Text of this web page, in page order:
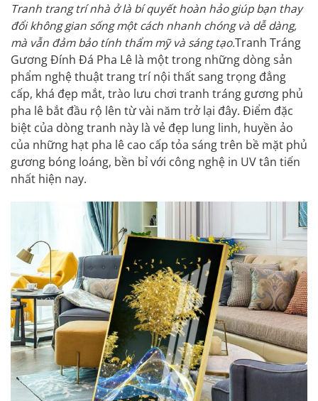
Tranh trang trí nhà ở là bí quyết hoàn hảo giúp bạn thay
đổi không gian sống một cách nhanh chóng và dễ dàng,
mà vẫn đảm bảo tính thẩm mỹ và sáng tạo.Tranh Tráng
Gương Đính Đá Pha Lê là một trong những dòng sản
phẩm nghệ thuật trang trí nội thất sang trọng đẳng
cấp, khá đẹp mắt, trào lưu chơi tranh tráng gương phủ
pha lê bắt đầu rộ lên từ vài năm trở lại đây. Điểm đặc
biệt của dòng tranh này là vẻ đẹp lung linh, huyền ảo
của những hạt pha lê cao cấp tỏa sáng trên bề mặt phủ
gương bóng loáng, bền bỉ với công nghệ in UV tân tiến
nhất hiện nay.